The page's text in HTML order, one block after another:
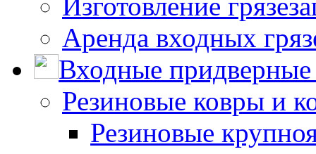
Аренда входных
Входные
Резиновые ковры и
Резиновые